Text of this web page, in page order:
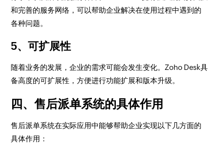
和完善的服务网络，可以帮助企业解决在使用过程中遇到的
各种问题。
5、可扩展性
随着业务的发展，企业的需求可能会发生变化。Zoho Desk具
备高度的可扩展性，方便进行功能扩展和版本升级。
四、售后派单系统的具体作用
售后派单系统在实际应用中能够帮助企业实现以下几方面的
具体作用：